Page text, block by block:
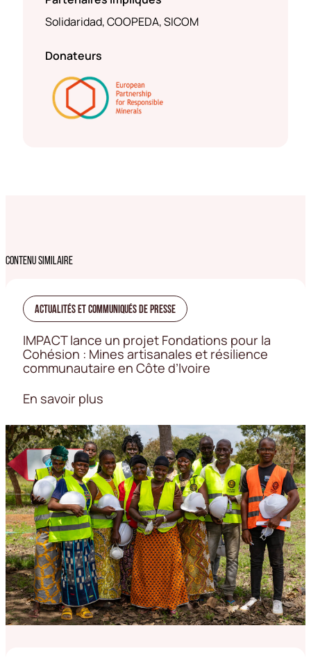
Solidaridad, COOPEDA, SICOM
Donateurs
CONTENU SIMILAIRE
Actualités Et Communiqués De Presse
IMPACT lance un projet Fondations pour la
Cohésion : Mines artisanales et résilience
communautaire en Côte d’Ivoire
En savoir plus